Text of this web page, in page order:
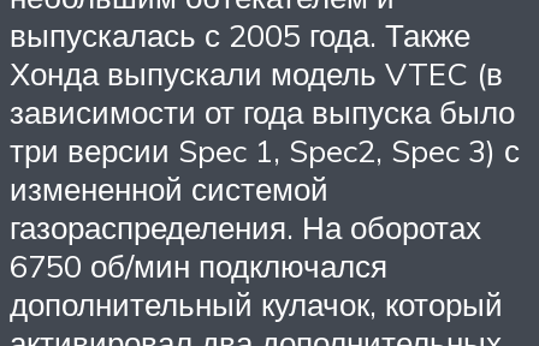
выпускалась с 2005 года. Также
Хонда выпускали модель VTEC (в
зависимости от года выпуска было
три версии Spec 1, Spec2, Spec 3) с
измененной системой
газораспределения. На оборотах
6750 об/мин подключался
дополнительный кулачок, который